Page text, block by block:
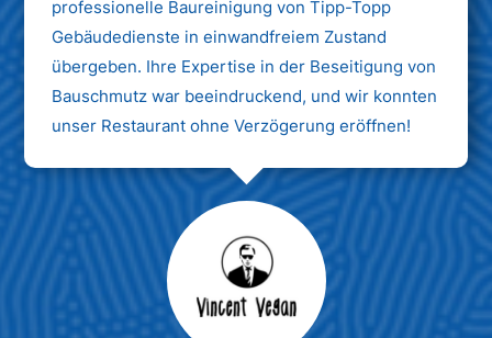
professionelle Baureinigung von Tipp-Topp
Gebäudedienste in einwandfreiem Zustand
übergeben. Ihre Expertise in der Beseitigung von
Bauschmutz war beeindruckend, und wir konnten
unser Restaurant ohne Verzögerung eröffnen!